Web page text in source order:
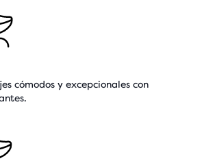
cómodos y excepcionales con